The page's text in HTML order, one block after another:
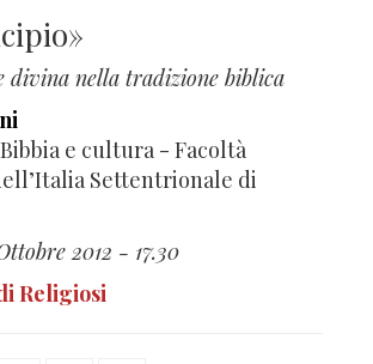
divina nella tradizione biblica
e cultura - Facoltà
Settentrionale di
2012 - 17.30
Religiosi